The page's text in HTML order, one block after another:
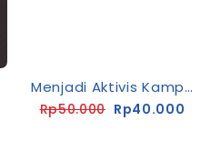
Menjadi Aktivis Kampus Jaman Now: Godaan Kekuasaan Dan Masa Depan Aktivis
Rp50.000 Rp40.000